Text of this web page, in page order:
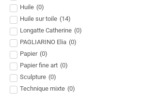
Huile (0)
Huile sur toile (14)
Longatte Catherine (0)
PAGLIARINO Elia (0)
Papier (0)
Papier fine art (0)
Sculpture (0)
Technique mixte (0)